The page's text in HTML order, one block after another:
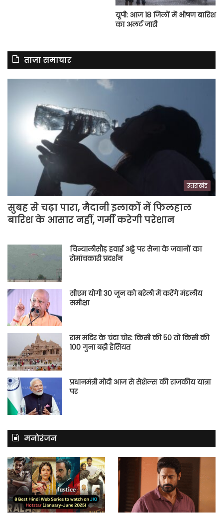
यूपी: आज 18 जिलों में भीषण बारिश
का अलर्ट जारी
ताज़ा समाचार
उत्तराखंड
सुबह से चढ़ा पारा, मैदानी इलाकों में फिलहाल
बारिश के आसार नहीं, गर्मी करेगी परेशान
चिन्यालीसौड़ हवाई अड्डे पर सेना के जवानों का
रोमांचकारी प्रदर्शन
सीएम योगी 30 जून को बरेली में करेंगे मंडलीय
समीक्षा
राम मंदिर के चंदा चोर: किसी की 50 तो किसी की
100 गुना बढ़ी हैसियत
प्रधानमंत्री मोदी आज से सेशेल्स की राजकीय यात्रा
पर
मनोरंजन